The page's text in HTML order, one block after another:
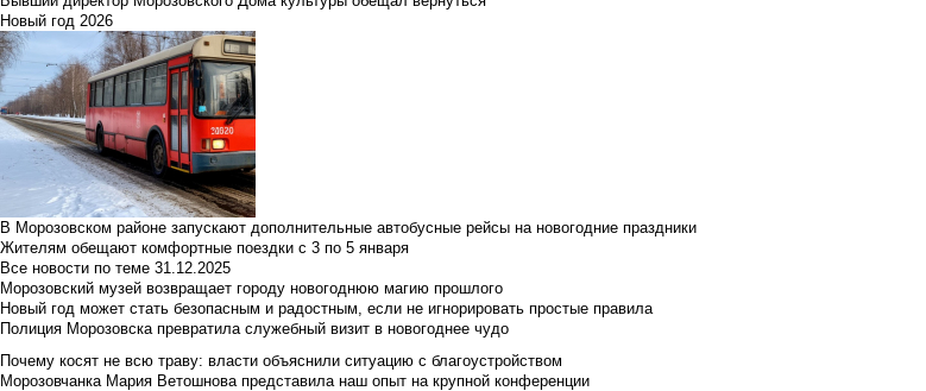
Новый год 2026
В Морозовском районе запускают дополнительные автобусные рейсы на новогодние праздники
Жителям обещают комфортные поездки с 3 по 5 января
Все новости по теме 31.12.2025
Морозовский музей возвращает городу новогоднюю магию прошлого
Новый год может стать безопасным и радостным, если не игнорировать простые правила
Полиция Морозовска превратила служебный визит в новогоднее чудо
Почему косят не всю траву: власти объяснили ситуацию с благоустройством
Морозовчанка Мария Ветошнова представила наш опыт на крупной конференции